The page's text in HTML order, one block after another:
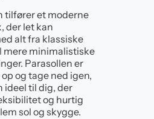
tilfører et moderne
der let kan
alt fra klassiske
mere minimalistiske
Parasollen er
og tage ned igen,
ideel til dig, der
og hurtig
sol og skygge.